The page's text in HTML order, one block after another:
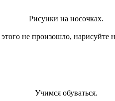
Рисунки на носочках.
не произошло,
Учимся обуваться.